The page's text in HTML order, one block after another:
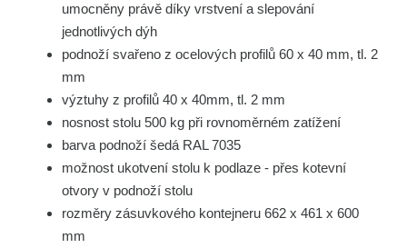
umocněny právě díky vrstvení a slepování
jednotlivých dýh
podnoží svařeno z ocelových profilů 60 x 40 mm, tl. 2
mm
výztuhy z profilů 40 x 40mm, tl. 2 mm
nosnost stolu 500 kg při rovnoměrném zatížení
barva podnoží šedá RAL 7035
možnost ukotvení stolu k podlaze - přes kotevní
otvory v podnoží stolu
rozměry zásuvkového kontejneru 662 x 461 x 600
mm